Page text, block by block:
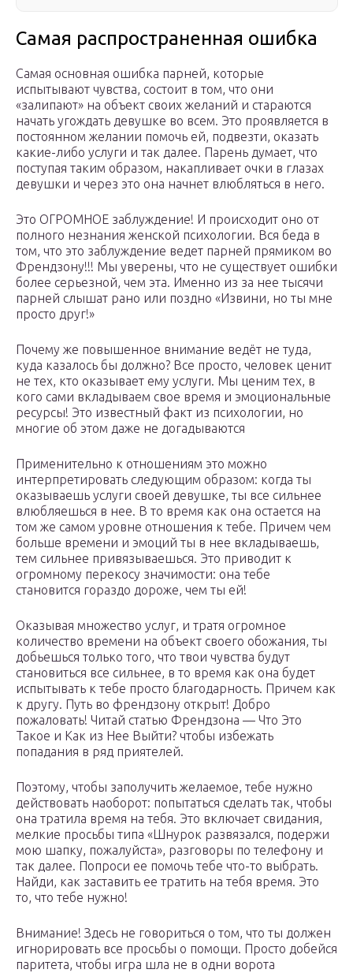
Самая распространенная ошибка
Самая основная ошибка парней, которые
испытывают чувства, состоит в том, что они
«залипают» на объект своих желаний и стараются
начать угождать девушке во всем. Это проявляется в
постоянном желании помочь ей, подвезти, оказать
какие-либо услуги и так далее. Парень думает, что
поступая таким образом, накапливает очки в глазах
девушки и через это она начнет влюбляться в него.
Это ОГРОМНОЕ заблуждение! И происходит оно от
полного незнания женской психологии. Вся беда в
том, что это заблуждение ведет парней прямиком во
Френдзону!!! Мы уверены, что не существует ошибки
более серьезной, чем эта. Именно из за нее тысячи
парней слышат рано или поздно «Извини, но ты мне
просто друг!»
Почему же повышенное внимание ведёт не туда,
куда казалось бы должно? Все просто, человек ценит
не тех, кто оказывает ему услуги. Мы ценим тех, в
кого сами вкладываем свое время и эмоциональные
ресурсы! Это известный факт из психологии, но
многие об этом даже не догадываются
Применительно к отношениям это можно
интерпретировать следующим образом: когда ты
оказываешь услуги своей девушке, ты все сильнее
влюбляешься в нее. В то время как она остается на
том же самом уровне отношения к тебе. Причем чем
больше времени и эмоций ты в нее вкладываешь,
тем сильнее привязываешься. Это приводит к
огромному перекосу значимости: она тебе
становится гораздо дороже, чем ты ей!
Оказывая множество услуг, и тратя огромное
количество времени на объект своего обожания, ты
добьешься только того, что твои чувства будут
становиться все сильнее, в то время как она будет
испытывать к тебе просто благодарность. Причем как
к другу. Путь во френдзону открыт! Добро
пожаловать! Читай статью Френдзона — Что Это
Такое и Как из Нее Выйти? чтобы избежать
попадания в ряд приятелей.
Поэтому, чтобы заполучить желаемое, тебе нужно
действовать наоборот: попытаться сделать так, чтобы
она тратила время на тебя. Это включает свидания,
мелкие просьбы типа «Шнурок развязался, подержи
мою шапку, пожалуйста», разговоры по телефону и
так далее. Попроси ее помочь тебе что-то выбрать.
Найди, как заставить ее тратить на тебя время. Это
то, что тебе нужно!
Внимание! Здесь не говориться о том, что ты должен
игнорировать все просьбы о помощи. Просто добейся
паритета, чтобы игра шла не в одни ворота